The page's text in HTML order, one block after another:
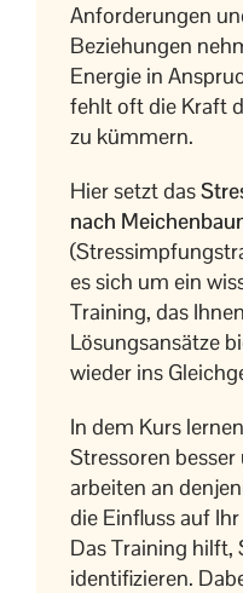
Anforderungen
Beziehungen
Energie in
fehlt oft die Kraft
zu kümmern.
Hier setzt das
nach
es sich um ein
Training, das
Lösungsansätze
wieder ins
In dem Kurs
Stressoren
arbeiten an
die Einfluss auf
Das Training hilft,
identifizieren.